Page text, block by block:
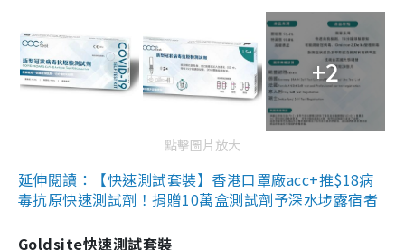
+2
點擊圖片放大
延伸閱讀：【快速測試套裝】香港口罩廠acc+推$18病
毒抗原快速測試劑！捐贈10萬盒測試劑予深水埗露宿者
Goldsite快速測試套裝